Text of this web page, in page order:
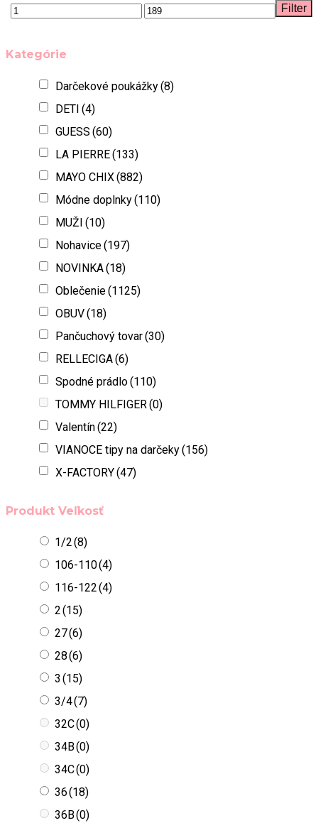
Filter
Kategórie
Darčekové poukážky(8)
DETI (4)
GUESS (60)
LA PIERRE(133)
MAYO CHIX(882)
Módne doplnky(110)
MUŽI (10)
Nohavice(197)
NOVINKA(18)
Oblečenie(1125)
OBUV(18)
Pančuchový tovar(30)
RELLECIGA(6)
Spodné prádlo(110)
TOMMY HILFIGER(0)
Valentín(22)
VIANOCE tipy na darčeky(156)
X-FACTORY(47)
Produkt Veľkosť
1/2(8)
106-110(4)
116-122(4)
2(15)
27(6)
28(6)
3 (15)
3/4(7)
32C(0)
34B(0)
34C(0)
36(18)
36B(0)